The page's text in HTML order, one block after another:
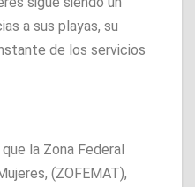
a sus playas, su
de los servicios
la Zona Federal
(ZOFEMAT),